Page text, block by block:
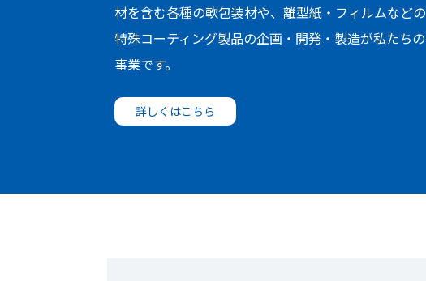
材を含む各種の軟包装材や、離型紙・フィルムなどの
特殊コーティング製品の企画・開発・製造が私たちの
事業です。
詳しくはこちら